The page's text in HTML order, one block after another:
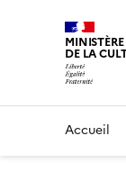
MINISTÈRE
DE LA
Accueil